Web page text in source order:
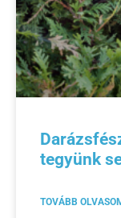
tegyünk
TOVÁBB